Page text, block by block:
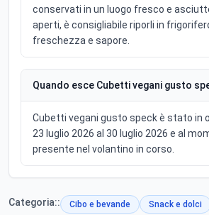
conservati in un luogo fresco e
aperti, è consigliabile riporli in
freschezza e sapore.
Quando esce Cubetti vegani gusto
Cubetti vegani gusto speck è stato in
23 luglio 2026 al 30 luglio 2026 e al
presente nel volantino in corso.
Categoria:: Cibo e bevande Snack e dolci